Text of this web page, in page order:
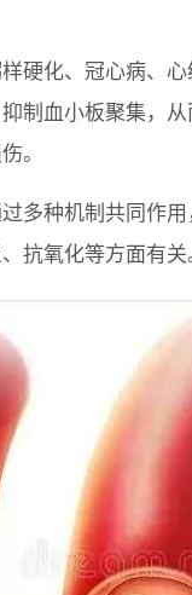
硬化、冠心病、
制血小板聚集，
。
多种机制共同作
抗氧化等方面有关